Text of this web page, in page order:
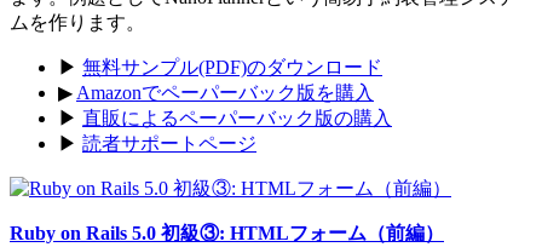
ムを作ります。
▶ 無料サンプル(PDF)のダウンロード
▶ Amazonでペーパーバック版を購入
▶ 直販によるペーパーバック版の購入
▶ 読者サポートページ
Ruby on Rails 5.0 初級③: HTMLフォーム（前編）